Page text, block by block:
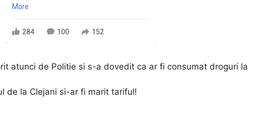
More
284 100 152
atunci de Politie si s-a dovedit ca ar fi consumat droguri la
de la Clejani si-ar fi marit tariful!